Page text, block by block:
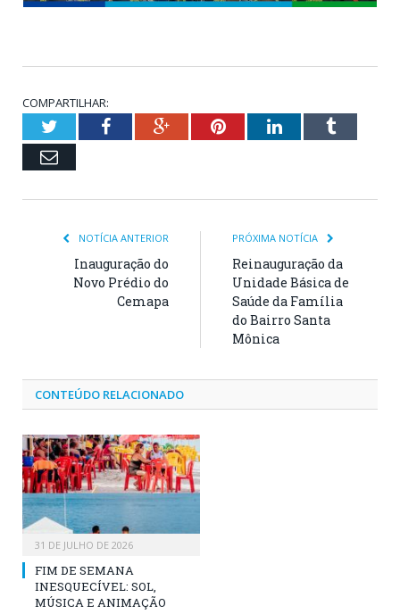
COMPARTILHAR:
TwitterFacebookGoogle+PinterestLinkedInTumblr
Email
NOTÍCIA ANTERIOR
Inauguração do
Novo Prédio do
Cemapa
PRÓXIMA NOTÍCIA
Reinauguração da
Unidade Básica de
Saúde da Família
do Bairro Santa
Mônica
CONTEÚDO RELACIONADO
31 DE JULHO DE 2026
FIM DE SEMANA
INESQUECÍVEL: SOL,
MÚSICA E ANIMAÇÃO